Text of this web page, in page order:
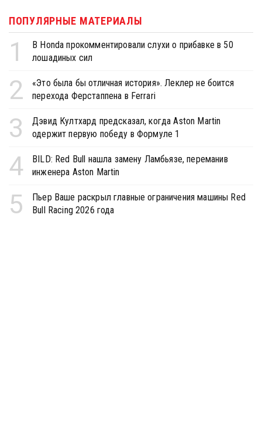
ПОПУЛЯРНЫЕ МАТЕРИАЛЫ
1
В Honda прокомментировали слухи о прибавке в 50
лошадиных сил
2
«Это была бы отличная история». Леклер не боится
перехода Ферстаппена в Ferrari
3
Дэвид Култхард предсказал, когда Aston Martin
одержит первую победу в Формуле 1
4
BILD: Red Bull нашла замену Ламбьязе, переманив
инженера Aston Martin
5
Пьер Ваше раскрыл главные ограничения машины Red
Bull Racing 2026 года